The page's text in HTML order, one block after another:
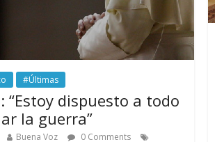
#Últimas
“Estoy dispuesto a todo
la guerra”
Buena Voz
0 Comments